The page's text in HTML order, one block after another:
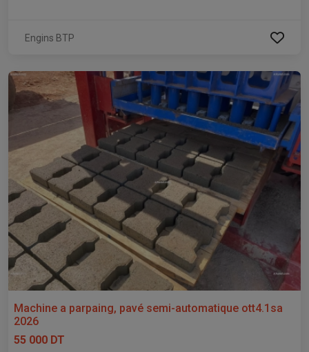
Engins BTP
Machine a parpaing, pavé semi-automatique ott4.1sa
2026
55 000 DT